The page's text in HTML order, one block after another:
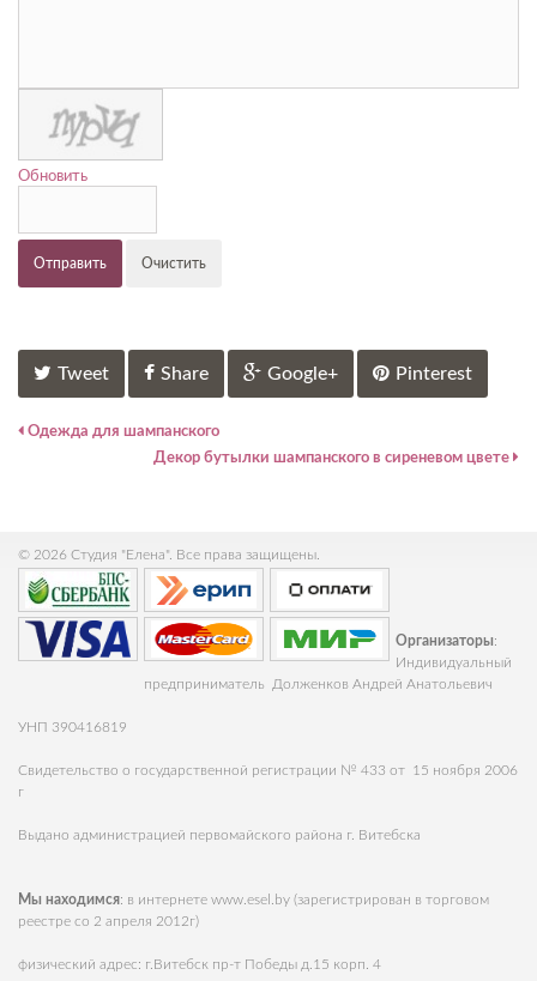
Обновить
Отправить Очистить
Tweet Share Google+ Pinterest
Одежда для шампанского
Декор бутылки шампанского в сиреневом цвете
© 2026 Студия "Елена". Все права защищены.
Организаторы:
Индивидуальный
предприниматель Долженков Андрей Анатольевич
УНП 390416819
Свидетельство о государственной регистрации № 433 от 15 ноября 2006
г
Выдано администрацией первомайского района г. Витебска
Мы находимся: в интернете www.esel.by (зарегистрирован в торговом
реестре со 2 апреля 2012г)
физический адрес: г.Витебск пр-т Победы д.15 корп. 4